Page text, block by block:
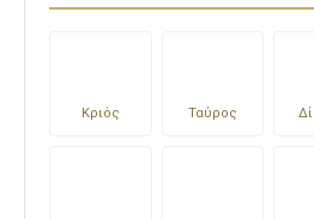
Κριός Ταύρος